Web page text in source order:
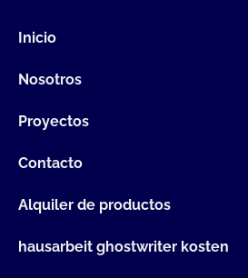
Inicio
Nosotros
Proyectos
Contacto
Alquiler de productos
hausarbeit ghostwriter kosten